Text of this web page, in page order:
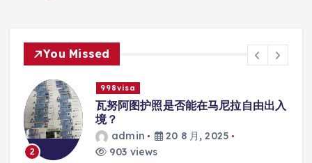
You Missed
3
998visa
瓦努阿图护照是否能在马尼拉使用国际
学校的注册？
admin
20 8 月, 2025
818 views